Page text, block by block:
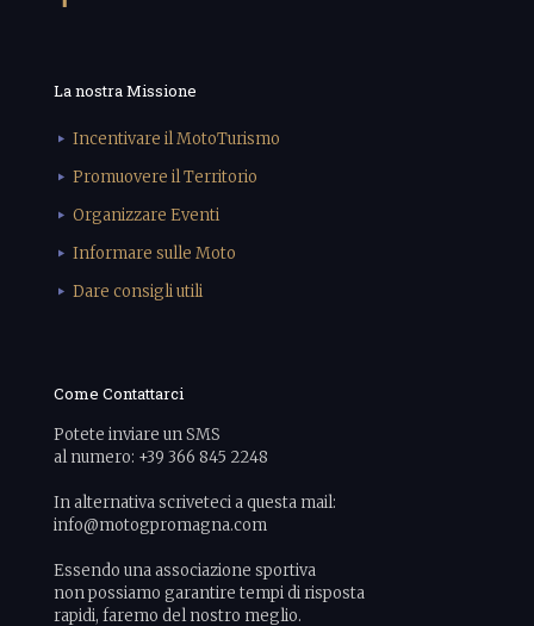
La nostra Missione
Incentivare il MotoTurismo
Promuovere il Territorio
Organizzare Eventi
Informare sulle Moto
Dare consigli utili
Come Contattarci
Potete inviare un SMS
al numero: +39 366 845 2248
In alternativa scriveteci a questa mail:
info@motogpromagna.com
Essendo una associazione sportiva
non possiamo garantire tempi di risposta
rapidi, faremo del nostro meglio.